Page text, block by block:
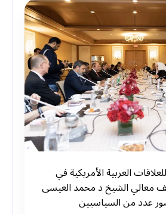
العربية الأمريكية في
معالي الشيخ د ⁧‫محمد العيسى‬⁩
عدد من السياسيين